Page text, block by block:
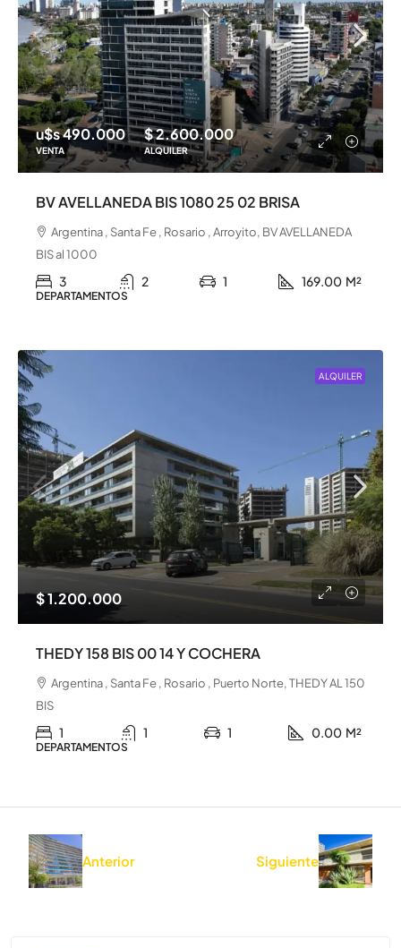
u$s 490.000
VENTA
$ 2.600.000
ALQUILER
BV AVELLANEDA BIS 1080 25 02 BRISA
Argentina , Santa Fe , Rosario , Arroyito, BV AVELLANEDA
BIS al 1000
3 2 1 169.00 M²
DEPARTAMENTOS
ALQUILER
$ 1.200.000
THEDY 158 BIS 00 14 Y COCHERA
Argentina , Santa Fe , Rosario , Puerto Norte, THEDY AL 150
BIS
1 1 1 0.00 M²
DEPARTAMENTOS
Anterior Siguiente